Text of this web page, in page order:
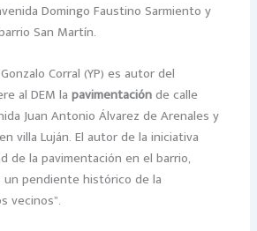
Domingo Faustino Sarmiento y
San Martín.
Corral (YP) es autor del
al DEM lapavimentaciónde calle
Juan Antonio Álvarez de Arenales y
villa Luján. El autor de la iniciativa
de la pavimentación en el barrio,
un pendiente histórico de la
vecinos”.